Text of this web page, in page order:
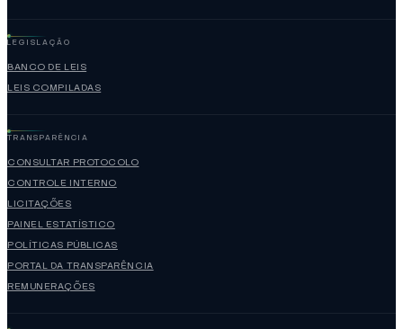
LEGISLAÇÃO
BANCO DE LEIS
LEIS COMPILADAS
TRANSPARÊNCIA
CONSULTAR PROTOCOLO
CONTROLE INTERNO
LICITAÇÕES
PAINEL ESTATÍSTICO
POLÍTICAS PÚBLICAS
PORTAL DA TRANSPARÊNCIA
REMUNERAÇÕES